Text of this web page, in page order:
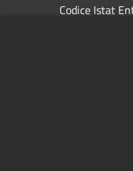
Codice Istat